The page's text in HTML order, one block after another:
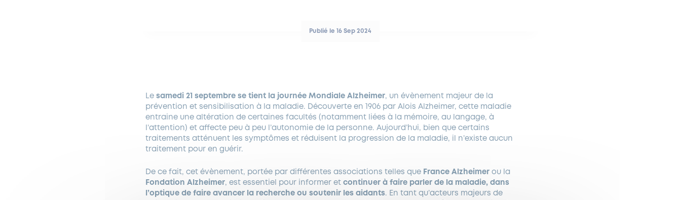
Publié le 16 Sep 2024
Le samedi 21 septembre se tient la journée Mondiale Alzheimer, un évènement majeur de la
prévention et sensibilisation à la maladie. Découverte en 1906 par Alois Alzheimer, cette maladie
entraine une altération de certaines facultés (notamment liées à la mémoire, au langage, à
l’attention) et affecte peu à peu l’autonomie de la personne. Aujourd’hui, bien que certains
traitements atténuent les symptômes et réduisent la progression de la maladie, il n’existe aucun
traitement pour en guérir.
De ce fait, cet évènement, portée par différentes associations telles que France Alzheimerou la
Fondation Alzheimer, est essentiel pour informer et continuer à faire parler de la maladie, dans
l’optique de faire avancer la recherche ou soutenir les aidants. En tant qu’acteurs majeurs de